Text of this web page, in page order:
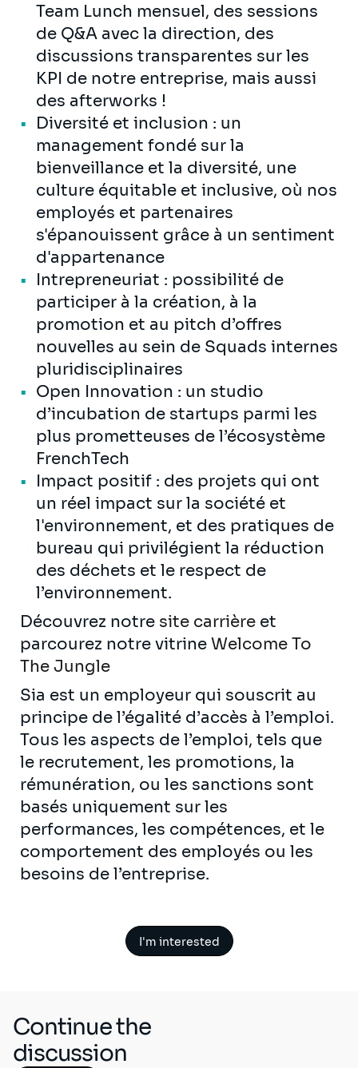
Team Lunch mensuel, des sessions
de Q&A avec la direction, des
discussions transparentes sur les
KPI de notre entreprise, mais aussi
des afterworks !
Diversité et inclusion : un
management fondé sur la
bienveillance et la diversité, une
culture équitable et inclusive, où nos
employés et partenaires
s'épanouissent grâce à un sentiment
d'appartenance
Intrepreneuriat : possibilité de
participer à la création, à la
promotion et au pitch d’offres
nouvelles au sein de Squads internes
pluridisciplinaires
Open Innovation : un studio
d’incubation de startups parmi les
plus prometteuses de l’écosystème
FrenchTech
Impact positif : des projets qui ont
un réel impact sur la société et
l'environnement, et des pratiques de
bureau qui privilégient la réduction
des déchets et le respect de
l’environnement.
Découvrez notre site carrière et
parcourez notre vitrine Welcome To
The Jungle
Sia est un employeur qui souscrit au
principe de l’égalité d’accès à l’emploi.
Tous les aspects de l’emploi, tels que
le recrutement, les promotions, la
rémunération, ou les sanctions sont
basés uniquement sur les
performances, les compétences, et le
comportement des employés ou les
besoins de l’entreprise.
I'm interested
Continue the
discussion